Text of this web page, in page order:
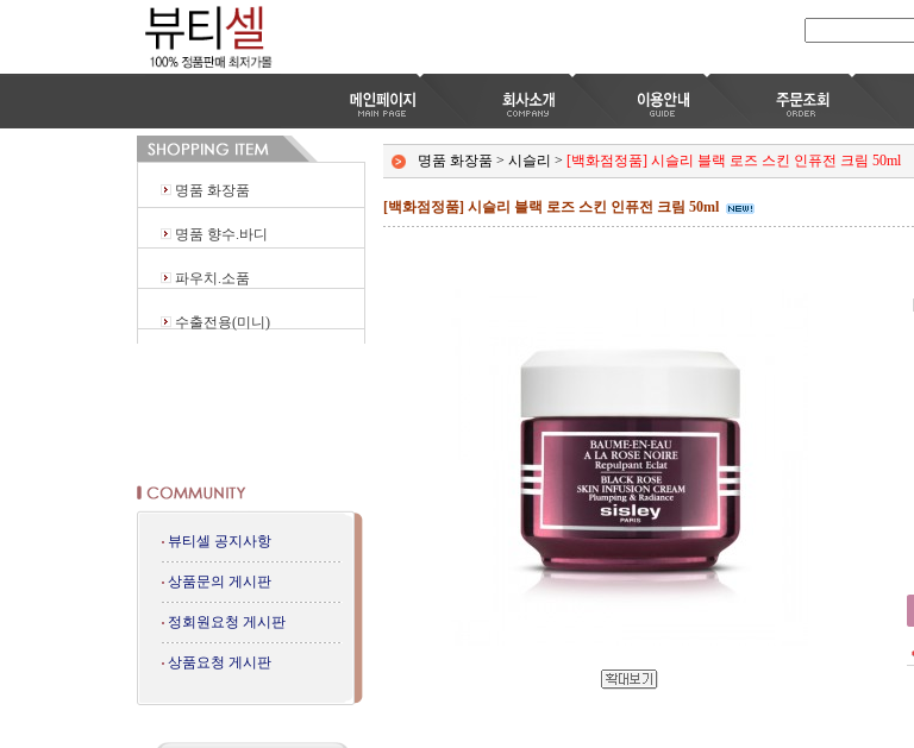
명품 화장품
명품 향수.바디
파우치.소품
수출전용(미니)
뷰티셀 공지사항
상품문의 게시판
정회원요청 게시판
상품요청 게시판
명품 화장품 > 시슬리 > [백화점정품] 시슬리 블랙 로즈 스킨 인퓨전 크림 50ml
[백화점정품] 시슬리 블랙 로즈 스킨 인퓨전 크림 50ml